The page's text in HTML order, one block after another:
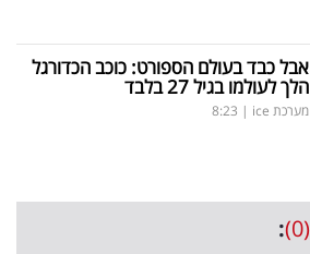
אבל כבד בעולם הספורט: כוכב הכדורגל
הלך לעולמו בגיל 27 בלבד
מערכת ice |
8:23
(0)
: